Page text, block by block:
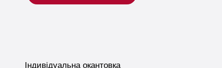
Індивідуальна окантовка